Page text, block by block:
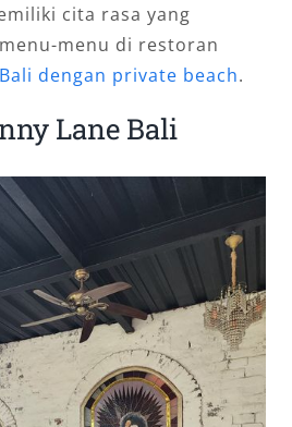
cita rasa yang
menu di restoran
dengan private beach.
Lane Bali